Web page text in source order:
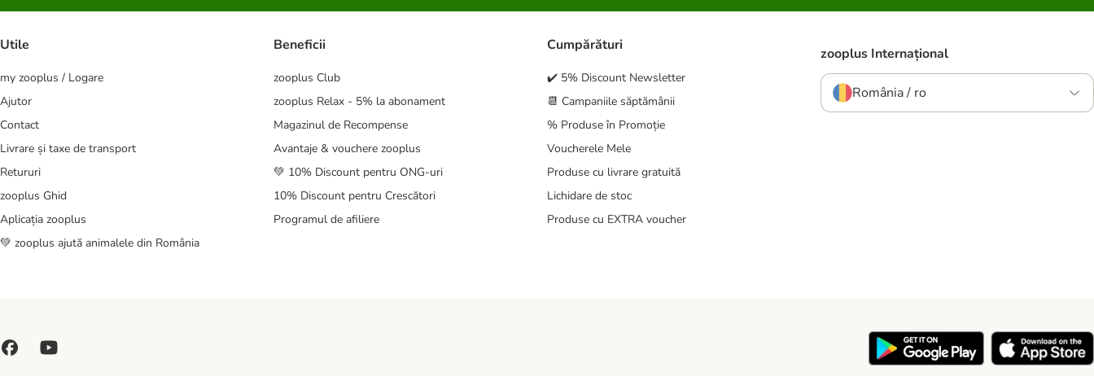
Utile
my zooplus / Logare
Ajutor
Contact
Livrare și taxe de transport
Retururi
zooplus Ghid
Aplicația zooplus
💚 zooplus ajută animalele din România
Beneficii
zooplus Club
zooplus Relax - 5% la abonament
Magazinul de Recompense
Avantaje & vouchere zooplus
💚 10% Discount pentru ONG-uri
10% Discount pentru Crescători
Programul de afiliere
Cumpărături
✔️ 5% Discount Newsletter
📆 Campaniile săptămânii
% Produse în Promoție
Voucherele Mele
Produse cu livrare gratuită
Lichidare de stoc
Produse cu EXTRA voucher
zooplus Internațional
România / ro